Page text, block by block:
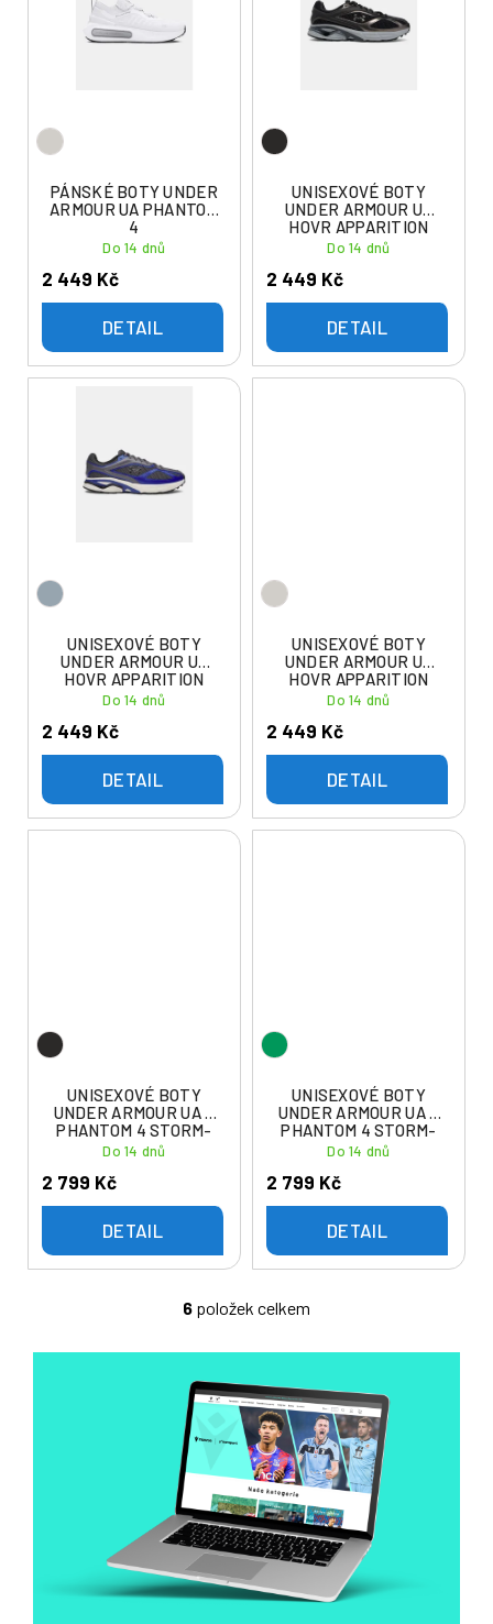
PÁNSKÉ BOTY UNDER
ARMOUR UA PHANTOM
4
Do 14 dnů
2 449 Kč
DETAIL
UNISEXOVÉ BOTY
UNDER ARMOUR UA
HOVR APPARITION
RTRFTR TC
Do 14 dnů
2 449 Kč
DETAIL
UNISEXOVÉ BOTY
UNDER ARMOUR UA
HOVR APPARITION
RTRFTR TC-GRY
Do 14 dnů
2 449 Kč
DETAIL
UNISEXOVÉ BOTY
UNDER ARMOUR UA
HOVR APPARITION
RTRFTR TC-WHT
Do 14 dnů
2 449 Kč
DETAIL
UNISEXOVÉ BOTY
UNDER ARMOUR UA U
PHANTOM 4 STORM-
BLK
Do 14 dnů
2 799 Kč
DETAIL
UNISEXOVÉ BOTY
UNDER ARMOUR UA U
PHANTOM 4 STORM-
GRN
Do 14 dnů
2 799 Kč
DETAIL
O
á
d
a
c
í
p
r
v
k
y
6 položek celkem